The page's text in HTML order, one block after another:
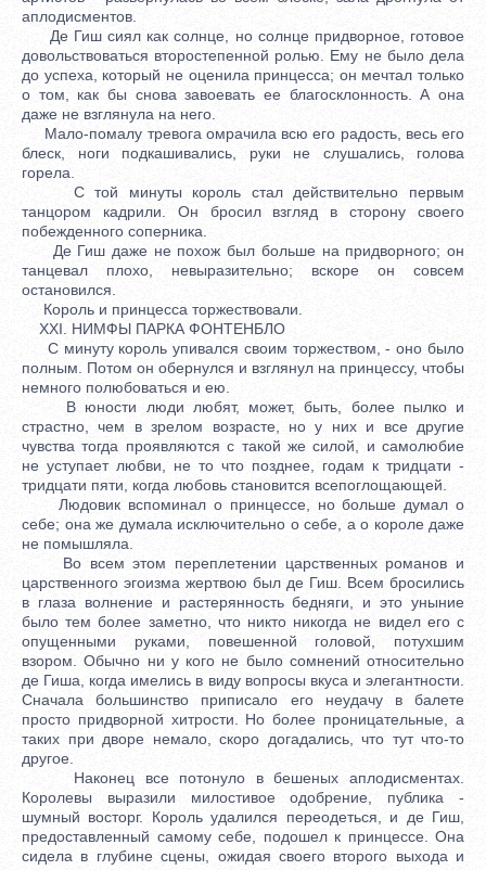
аплодисментов.
Де Гиш сиял как солнце, но солнце придворное, готовое
довольствоваться второстепенной ролью. Ему не было дела
до успеха, который не оценила принцесса; он мечтал только
о том, как бы снова завоевать ее благосклонность. А она
даже не взглянула на него.
Мало-помалу тревога омрачила всю его радость, весь его
блеск, ноги подкашивались, руки не слушались, голова
горела.
С той минуты король стал действительно первым
танцором кадрили. Он бросил взгляд в сторону своего
побежденного соперника.
Де Гиш даже не похож был больше на придворного; он
танцевал плохо, невыразительно; вскоре он совсем
остановился.
Король и принцесса торжествовали.
XXI. НИМФЫ ПАРКА ФОНТЕНБЛО
С минуту король упивался своим торжеством, - оно было
полным. Потом он обернулся и взглянул на принцессу, чтобы
немного полюбоваться и ею.
В юности люди любят, может, быть, более пылко и
страстно, чем в зрелом возрасте, но у них и все другие
чувства тогда проявляются с такой же силой, и самолюбие
не уступает любви, не то что позднее, годам к тридцати -
тридцати пяти, когда любовь становится всепоглощающей.
Людовик вспоминал о принцессе, но больше думал о
себе; она же думала исключительно о себе, а о короле даже
не помышляла.
Во всем этом переплетении царственных романов и
царственного эгоизма жертвою был де Гиш. Всем бросились
в глаза волнение и растерянность бедняги, и это уныние
было тем более заметно, что никто никогда не видел его с
опущенными руками, повешенной головой, потухшим
взором. Обычно ни у кого не было сомнений относительно
де Гиша, когда имелись в виду вопросы вкуса и элегантности.
Сначала большинство приписало его неудачу в балете
просто придворной хитрости. Но более проницательные, а
таких при дворе немало, скоро догадались, что тут что-то
другое.
Наконец все потонуло в бешеных аплодисментах.
Королевы выразили милостивое одобрение, публика -
шумный восторг. Король удалился переодеться, и де Гиш,
предоставленный самому себе, подошел к принцессе. Она
сидела в глубине сцены, ожидая своего второго выхода и